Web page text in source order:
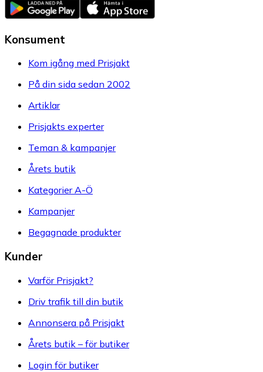
Konsument
Kom igång med Prisjakt
På din sida sedan 2002
Artiklar
Prisjakts experter
Teman & kampanjer
Årets butik
Kategorier A-Ö
Kampanjer
Begagnade produkter
Kunder
Varför Prisjakt?
Driv trafik till din butik
Annonsera på Prisjakt
Årets butik – för butiker
Login för butiker